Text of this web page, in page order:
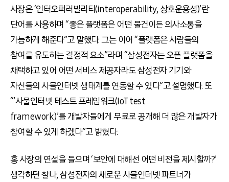
사장은 ‘인터오퍼러빌리티(interoperability, 상호운용성)’란
단어를 사용하며 “좋은 플랫폼은 어떤 물건이든 의사소통을
가능하게 해준다”고 말했다. 그는 이어 “플랫폼은 사람들의
참여를 유도하는 결정적 요소”라며 “삼성전자는 오픈 플랫폼을
채택하고 있어 어떤 서비스 제공자라도 삼성전자 기기와
자신들의 사물인터넷 생태계를 연동할 수 있다”고 설명했다. 또
“’사물인터넷 테스트 프레임워크(IoT test
framework)’를 개발자들에게 무료로 공개해 더 많은 개발자가
참여할 수 있게 하겠다”고 밝혔다.
홍 사장의 연설을 들으며 ‘보안에 대해선 어떤 비전을 제시할까?’
생각하던 찰나, 삼성전자의 새로운 사물인터넷 파트너가